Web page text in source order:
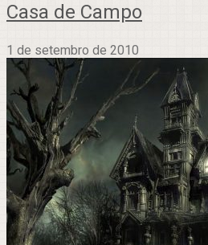
Casa de Campo
1 de setembro de 2010